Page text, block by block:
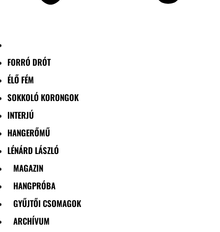
FORRÓ DRÓT
ÉLŐ FÉM
SOKKOLÓ KORONGOK
INTERJÚ
HANGERŐMŰ
LÉNÁRD LÁSZLÓ
MAGAZIN
HANGPRÓBA
GYŰJTŐI CSOMAGOK
ARCHÍVUM